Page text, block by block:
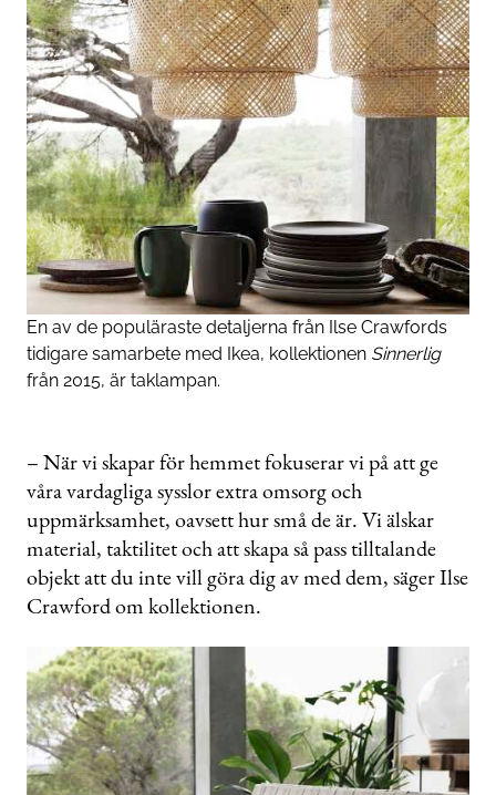
En av de populäraste detaljerna från Ilse Crawfords
tidigare samarbete med Ikea, kollektionen Sinnerlig
från 2015, är taklampan.
– När vi skapar för hemmet fokuserar vi på att ge
våra vardagliga sysslor extra omsorg och
uppmärksamhet, oavsett hur små de är. Vi älskar
material, taktilitet och att skapa så pass tilltalande
objekt att du inte vill göra dig av med dem, säger Ilse
Crawford om kollektionen.